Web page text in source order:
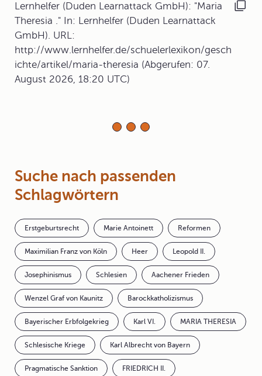
Lernhelfer (Duden Learnattack GmbH): "Maria
Theresia ." In: Lernhelfer (Duden Learnattack
GmbH). URL:
http://www.lernhelfer.de/schuelerlexikon/gesch
ichte/artikel/maria-theresia (Abgerufen: 07.
August 2026, 18:20 UTC)
Suche nach passenden
Schlagwörtern
Erstgeburtsrecht Marie Antoinett Reformen
Maximilian Franz von Köln Heer Leopold II.
Josephinismus Schlesien Aachener Frieden
Wenzel Graf von Kaunitz Barockkatholizismus
Bayerischer Erbfolgekrieg Karl VI. MARIA THERESIA
Schlesische Kriege Karl Albrecht von Bayern
Pragmatische Sanktion FRIEDRICH II.